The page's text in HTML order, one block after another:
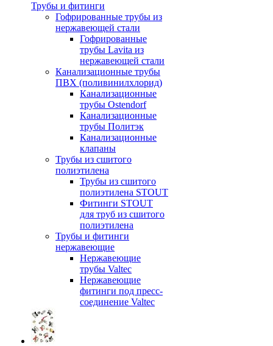
Трубы и фитинги
Гофрированные трубы из
нержавеющей стали
Гофрированные
трубы Lavita из
нержавеющей стали
Канализационные трубы
ПВХ (поливинилхлорид)
Канализационные
трубы Ostendorf
Канализационные
трубы Политэк
Канализационные
клапаны
Трубы из сшитого
полиэтилена
Трубы из сшитого
полиэтилена STOUT
Фитинги STOUT
для труб из сшитого
полиэтилена
Трубы и фитинги
нержавеющие
Нержавеющие
трубы Valtec
Нержавеющие
фитинги под пресс-
соединение Valtec